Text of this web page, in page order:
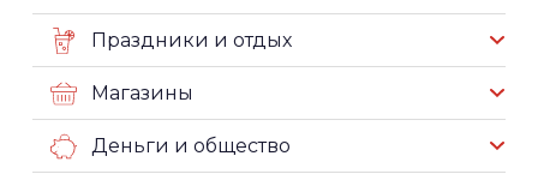
Праздники и отдых
Магазины
Деньги и общество